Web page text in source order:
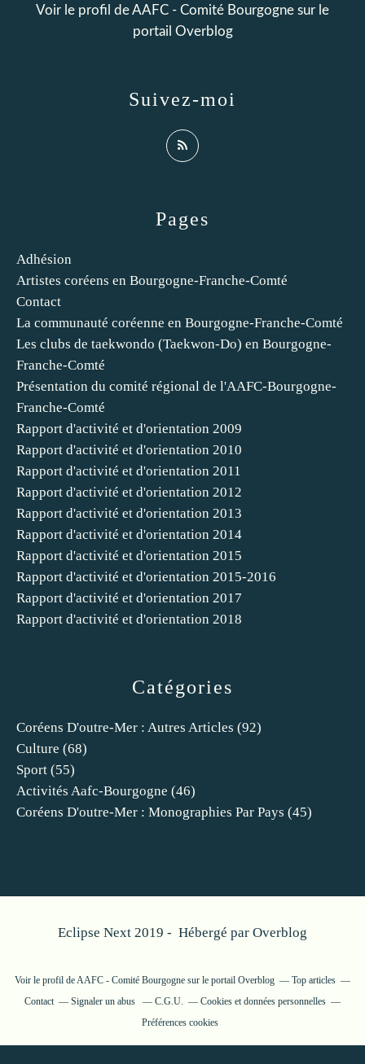
Catégories
Coréens D'outre-Mer : Autres Articles (92)
Culture (68)
Sport (55)
Activités Aafc-Bourgogne (46)
Coréens D'outre-Mer : Monographies Par Pays (45)
Pages
Adhésion
Artistes coréens en Bourgogne-Franche-Comté
Contact
La communauté coréenne en Bourgogne-Franche-Comté
Les clubs de taekwondo (Taekwon-Do) en Bourgogne-
Franche-Comté
Présentation du comité régional de l'AAFC-Bourgogne-
Franche-Comté
Rapport d'activité et d'orientation 2009
Rapport d'activité et d'orientation 2010
Rapport d'activité et d'orientation 2011
Rapport d'activité et d'orientation 2012
Rapport d'activité et d'orientation 2013
Rapport d'activité et d'orientation 2014
Rapport d'activité et d'orientation 2015
Rapport d'activité et d'orientation 2015-2016
Rapport d'activité et d'orientation 2017
Rapport d'activité et d'orientation 2018
Voir le profil deAAFC - Comité Bourgogne sur le
portail Overblog
Suivez-moi
Eclipse Next 2019 - Hébergé par Overblog
Voir le profil de AAFC - Comité Bourgogne sur le portail Overblog
Top articles
Contact
Signaler un abus C.G.U.
Cookies et données personnelles
Préférences cookies